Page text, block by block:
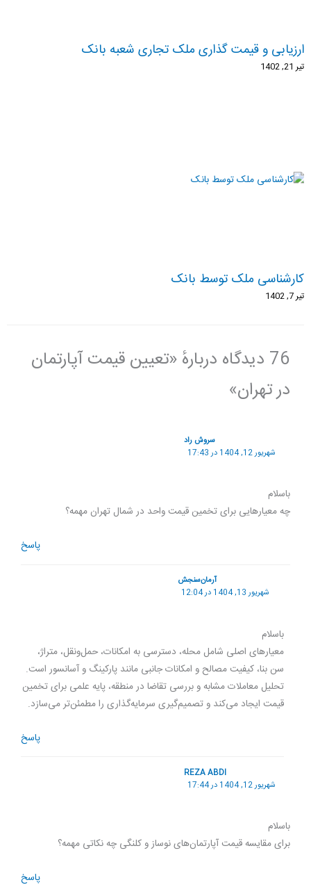
ارزیابی و قیمت گذاری ملک تجاری شعبه بانک
تیر 21, 1402
کارشناسی ملک توسط بانک
تیر 7, 1402
76 دیدگاه دربارهٔ «تعیین قیمت آپارتمان
در تهران»
سروش راد
شهریور 12, 1404 در 17:43
باسلام
چه معیارهایی برای تخمین قیمت واحد در شمال تهران مهمه؟
پاسخ
آرمان‌سنجش
شهریور 13, 1404 در 12:04
باسلام
معیارهای اصلی شامل محله، دسترسی به امکانات، حمل‌ونقل، متراژ،
سن بنا، کیفیت مصالح و امکانات جانبی مانند پارکینگ و آسانسور است.
تحلیل معاملات مشابه و بررسی تقاضا در منطقه، پایه علمی برای تخمین
قیمت ایجاد می‌کند و تصمیم‌گیری سرمایه‌گذاری را مطمئن‌تر می‌سازد.
پاسخ
REZA ABDI
شهریور 12, 1404 در 17:44
باسلام
برای مقایسه قیمت آپارتمان‌های نوساز و کلنگی چه نکاتی مهمه؟
پاسخ